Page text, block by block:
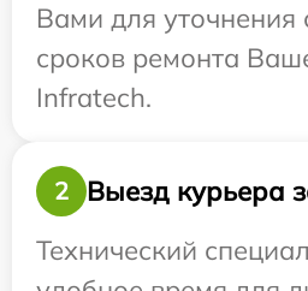
Вами для уточнения
сроков ремонта
Infratech.
2
Выезд курьера
Технический